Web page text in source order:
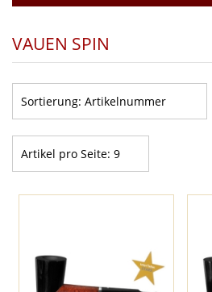
VAUEN SPIN
Sortierung: Artikelnummer
Artikel pro Seite: 9